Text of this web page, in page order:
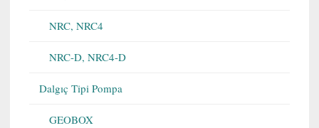
NRC, NRC4
NRC-D, NRC4-D
Dalgıç Tipi Pompa
GEOBOX